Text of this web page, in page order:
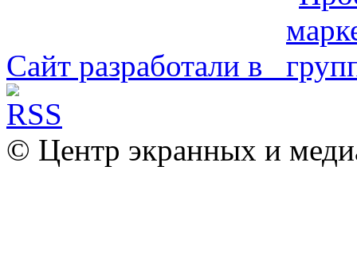
Сайт разработали в
© Центр экранных и